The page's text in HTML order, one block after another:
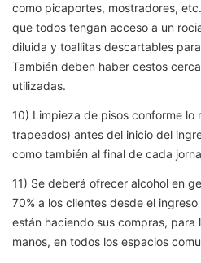
como picaportes, mostradores,
que todos tengan acceso a un
diluida y toallitas descartables
También deben haber cestos
utilizadas.
10) Limpieza de pisos conforme lo
trapeados) antes del inicio del
como también al final de cada
11) Se deberá ofrecer alcohol en
70% a los clientes desde el
están haciendo sus compras, para
manos, en todos los espacios